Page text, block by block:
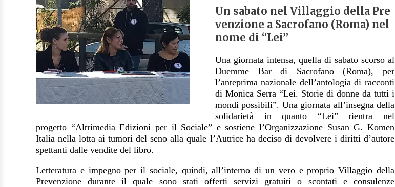
Un sabato nel Villaggio della Pre
venzione a Sacrofano (Roma) nel
nome di “Lei”
Una giornata intensa, quella di sabato scorso al
Duemme Bar di Sacrofano (Roma), per
l’anteprima nazionale dell’antologia di racconti
di Monica Serra “Lei. Storie di donne da tutti i
mondi possibili”. Una giornata all’insegna della
solidarietà in quanto “Lei”rientra nel
progetto “Altrimedia Edizioni per il Sociale” e sostienel’Organizzazione Susan G. Komen
Italia nella lotta ai tumori del seno alla quale l’Autrice ha deciso di devolvere i diritti d’autore
spettanti dalle vendite del libro.
Letteratura e impegno per il sociale, quindi, all’interno di un vero e proprio Villaggio della
Prevenzione durante il quale sono stati offerti servizi gratuiti o scontati e consulenze